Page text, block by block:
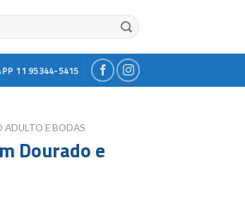
11 95344-5415
ADULTO E BODAS
Dourado e